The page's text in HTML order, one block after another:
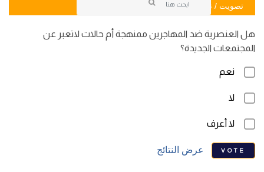
تصويت / تصويت
هل العنصرية ضد المهاجرين ممنهجة أم حالات لاتعبر عن
المجتمعات الجديدة؟
نعم
لا
لا أعرف
VOTE عرض النتائج